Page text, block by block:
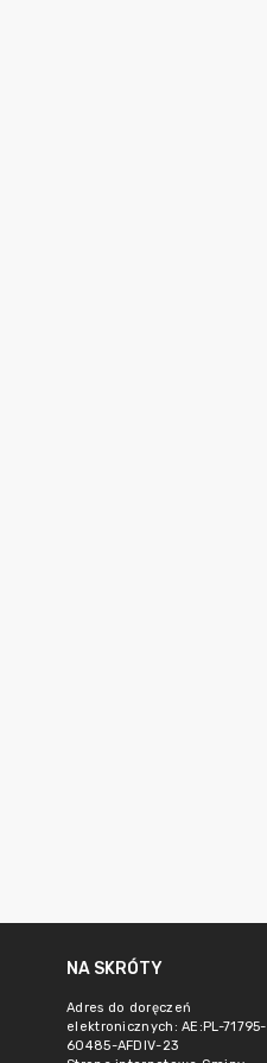
NA SKRÓTY
Adres do doręczeń
elektronicznych: AE:PL-71795-
60485-AFDIV-23